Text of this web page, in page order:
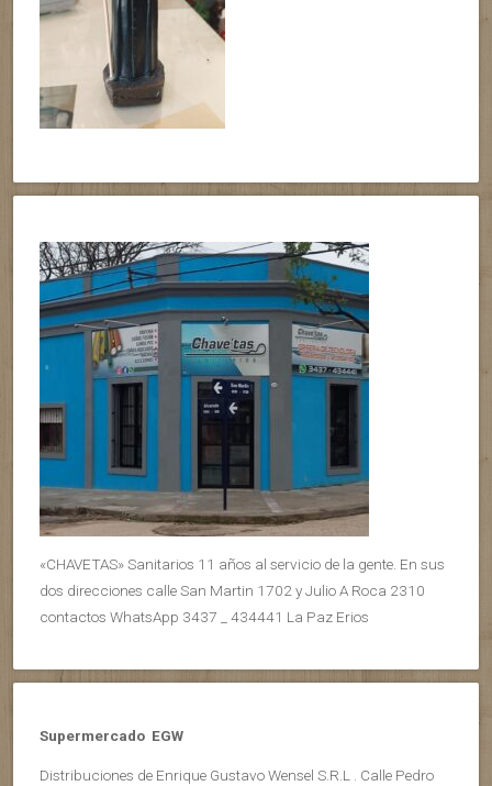
«CHAVETAS» Sanitarios 11 años al servicio de la gente. En sus
dos direcciones calle San Martin 1702 y Julio A Roca 2310
contactos WhatsApp 3437 _ 434441 La Paz Erios
Supermercado EGW
Distribuciones de Enrique Gustavo Wensel S.R.L . Calle Pedro